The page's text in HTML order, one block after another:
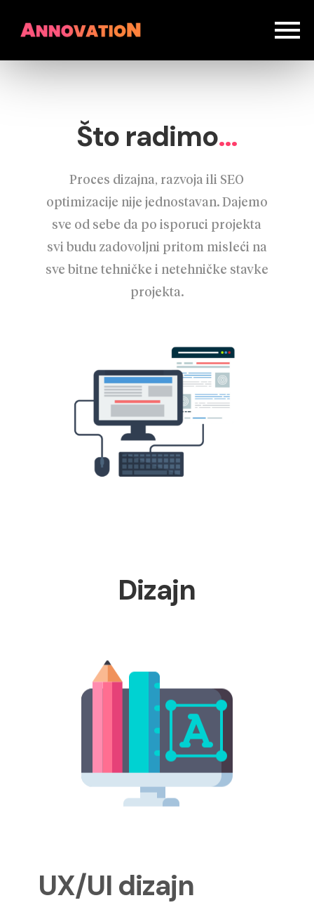
Što radimo…
Proces dizajna, razvoja ili SEO
optimizacije nije jednostavan. Dajemo
sve od sebe da po isporuci projekta
svi budu zadovoljni pritom misleći na
sve bitne tehničke i netehničke stavke
projekta.
Dizajn
UX/UI dizajn